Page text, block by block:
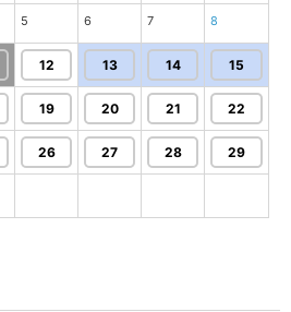
5 6 7 8
12 13 14 15
19 20 21 22
26 27 28 29